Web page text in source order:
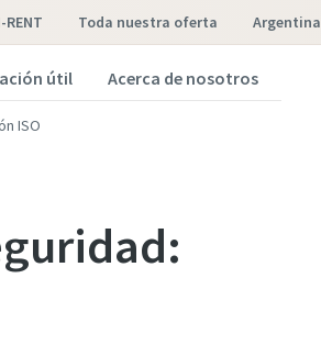
RENT toda nuestra oferta Argentina
útil Acerca de nosotros
ISO